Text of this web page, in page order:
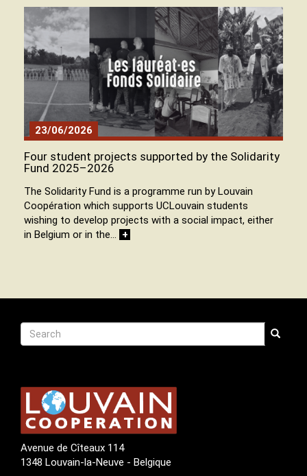
23/06/2026
Four student projects supported by the Solidarity
Fund 2025–2026
The Solidarity Fund is a programme run by Louvain
Coopération which supports UCLouvain students
wishing to develop projects with a social impact, either
in Belgium or in the… +
Recherche
Search Search
Avenue de Cîteaux 114
1348 Louvain-la-Neuve - Belgique